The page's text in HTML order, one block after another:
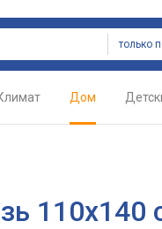
Дом
110х140